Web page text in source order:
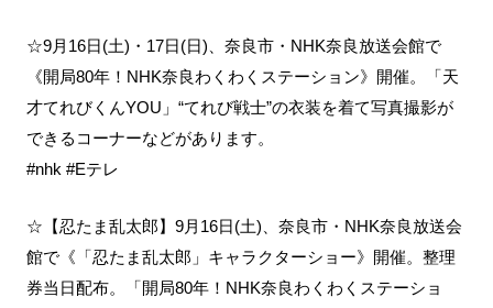
☆9月16日(土)・17日(日)、奈良市・NHK奈良放送会館で
《開局80年！NHK奈良わくわくステーション》開催。「天
才てれびくんYOU」“てれび戦士”の衣装を着て写真撮影が
できるコーナーなどがあります。
#nhk #Eテレ
☆【忍たま乱太郎】9月16日(土)、奈良市・NHK奈良放送会
館で《「忍たま乱太郎」キャラクターショー》開催。整理
券当日配布。「開局80年！NHK奈良わくわくステーショ